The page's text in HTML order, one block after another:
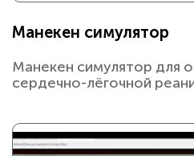
Манекен симулятор
Манекен симулятор для
сердечно-лёгочной